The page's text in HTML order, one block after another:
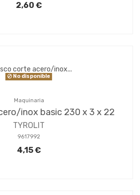
2,60 €
No disponible
Maquinaria
inox basic 230 x 3 x 22
TYROLIT
9617992
4,15 €